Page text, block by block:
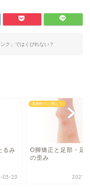
ンク」ではくびれない？
るみ
03-20
美脚作りに関して
O脚矯正と足部・足
の歪み
2021-